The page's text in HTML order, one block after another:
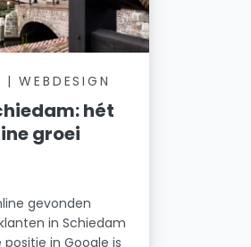
WEBDESIGN
hét
groei
gevonden
in Schiedam
in Google is